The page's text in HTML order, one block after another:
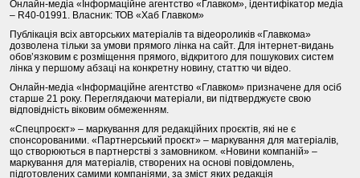
Онлайн-медіа «Інформаційне агентство «Главком», ідентифікатор медіа
– R40-01991. Власник: ТОВ «Хаб Главком»
Публікація всіх авторських матеріалів та відеороликів «Главкома»
дозволена тільки за умови прямого лінка на сайт. Для інтернет-видань
обов’язковим є розміщення прямого, відкритого для пошукових систем
лінка у першому абзаці на конкретну новину, статтю чи відео.
Онлайн-медіа «Інформаційне агентство «Главком» призначене для осіб
старше 21 року. Переглядаючи матеріали, ви підтверджуєте свою
відповідність віковим обмеженням.
«Спецпроєкт» – маркування для редакційних проєктів, які не є
спонсорованими. «Партнерський проєкт» – маркування для матеріалів,
що створюються в партнерстві з замовником. «Новини компаній» –
маркування для матеріалів, створених на основі повідомлень,
підготовлених самими компаніями, за зміст яких редакція